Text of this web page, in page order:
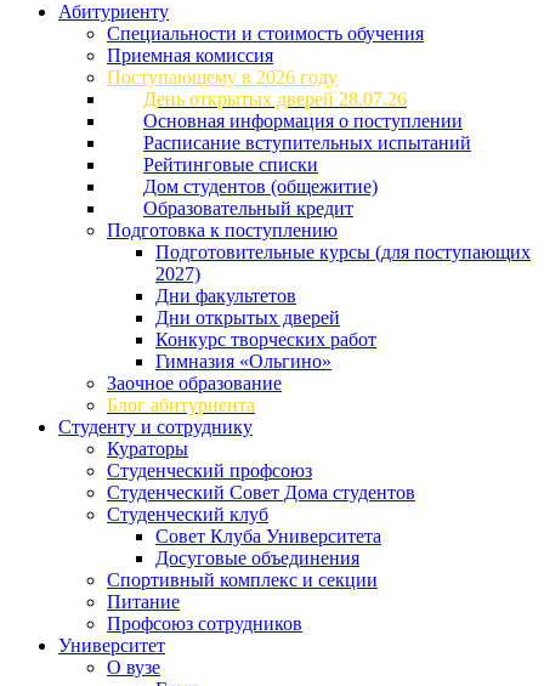
Абитуриенту
Специальности и стоимость обучения
Приемная комиссия
Поступающему в 2026 году
День открытых дверей 28.07.26
Основная информация о поступлении
Расписание вступительных испытаний
Рейтинговые списки
Дом студентов (общежитие)
Образовательный кредит
Подготовка к поступлению
Подготовительные курсы (для поступающих
2027)
Дни факультетов
Дни открытых дверей
Конкурс творческих работ
Гимназия «Ольгино»
Заочное образование
Блог абитуриента
Студенту и сотруднику
Кураторы
Студенческий профсоюз
Студенческий Совет Дома студентов
Студенческий клуб
Совет Клуба Университета
Досуговые объединения
Спортивный комплекс и секции
Питание
Профсоюз сотрудников
Университет
О вузе